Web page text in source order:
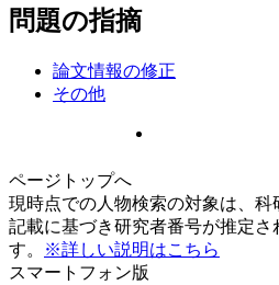
問題の指摘
論文情報の修正
その他
ページトップへ
現時点での人物検索の対象は、科
記載に基づき研究者番号が推定さ
す。
※詳しい説明はこちら
スマートフォン版